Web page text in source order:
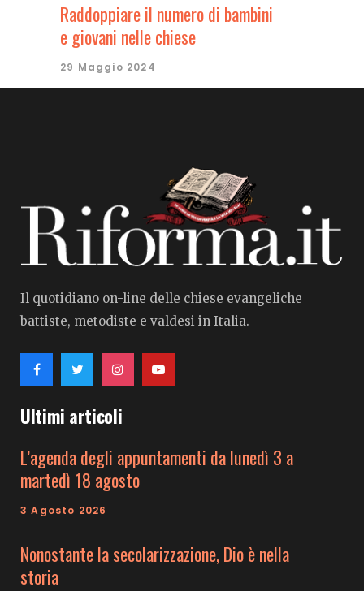
Raddoppiare il numero di bambini
e giovani nelle chiese
29 Maggio 2024
Il quotidiano on-line delle chiese evangeliche
battiste, metodiste e valdesi in Italia.
Ultimi articoli
L’agenda degli appuntamenti da lunedì 3 a
martedì 18 agosto
3 Agosto 2026
Nonostante la secolarizzazione, Dio è nella
storia